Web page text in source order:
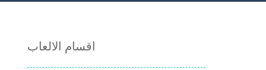
اقسام الالعاب